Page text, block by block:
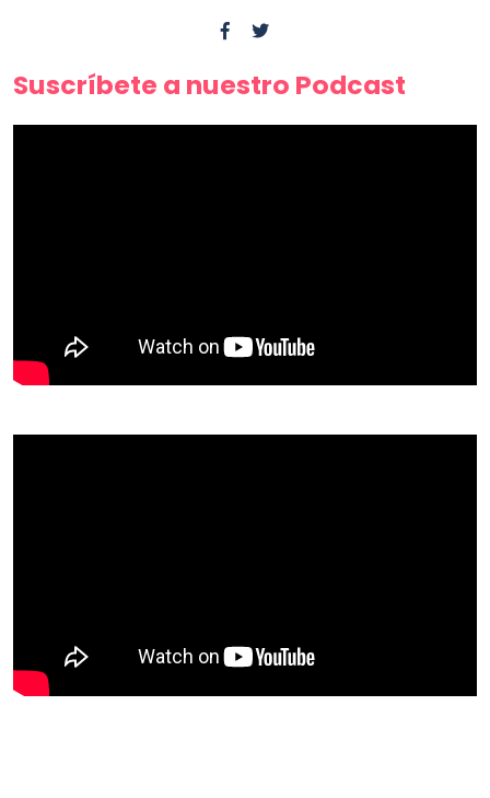
Suscríbete a nuestro Podcast